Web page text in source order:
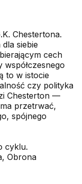
Chestertona.
siebie
cech
to w istocie
czy polityka
Chesterton —
przetrwać,
spójnego
cyklu.
Obrona